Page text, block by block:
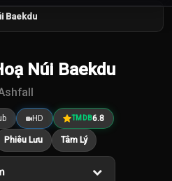
Baekdu
6.8 /10
Núi Baekdu
HD TMDB6.8
Phiêu Lưu Tâm Lý